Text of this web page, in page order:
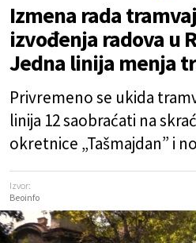
Izmena rada
izvođenja radova u
Jedna linija menja
Privremeno se ukida
linija 12 saobraćati na
okretnice „Tašmajdan” i
Izvor:
Beoinfo